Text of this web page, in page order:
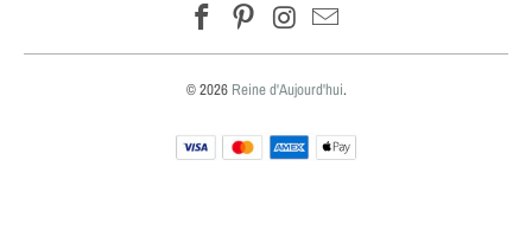
© 2026 Reine d'Aujourd'hui.